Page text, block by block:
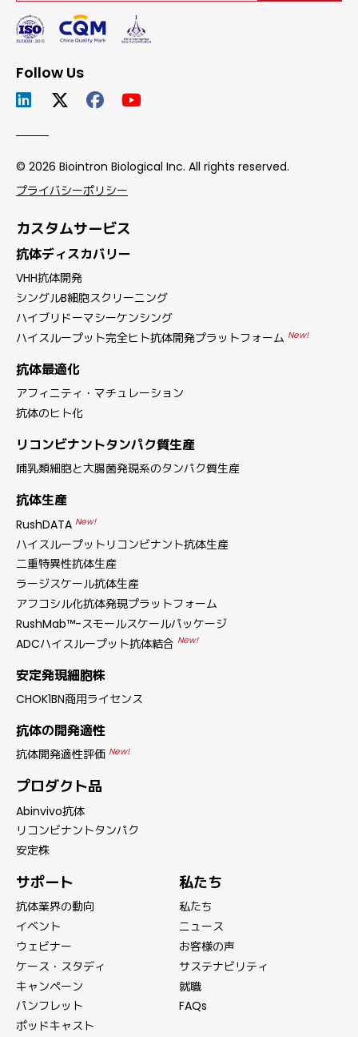
Follow Us
© 2026 Biointron Biological Inc. All rights reserved.
プライバシーポリシー
カスタムサービス
抗体ディスカバリー
VHH抗体開発
シングルB細胞スクリーニング
ハイブリドーマシーケンシング
ハイスループット完全ヒト抗体開発プラットフォーム New!
抗体最適化
アフィニティ・マチュレーション
抗体のヒト化
リコンビナントタンパク質生産
哺乳類細胞と大腸菌発現系のタンパク質生産
抗体生産
RushDATA New!
ハイスループットリコンビナント抗体生産
二重特異性抗体生産
ラージスケール抗体生産
アフコシル化抗体発現プラットフォーム
RushMab™-スモールスケールパッケージ
ADCハイスループット抗体結合 New!
安定発現細胞株
CHOK1BN商用ライセンス
抗体の開発適性
抗体開発適性評価 New!
プロダクト品
Abinvivo抗体
リコンビナントタンパク
安定株
サポート
抗体業界の動向
イベント
ウェビナー
ケース・スタディ
キャンペーン
パンフレット
ポッドキャスト
私たち
私たち
ニュース
お客様の声
サステナビリティ
就職
FAQs